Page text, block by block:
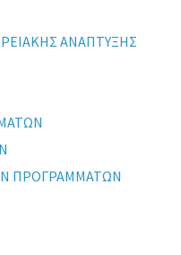
ΑΝΑΠΤΥΞΗΣ
ΠΡΟΓΡΑΜΜΑΤΩΝ